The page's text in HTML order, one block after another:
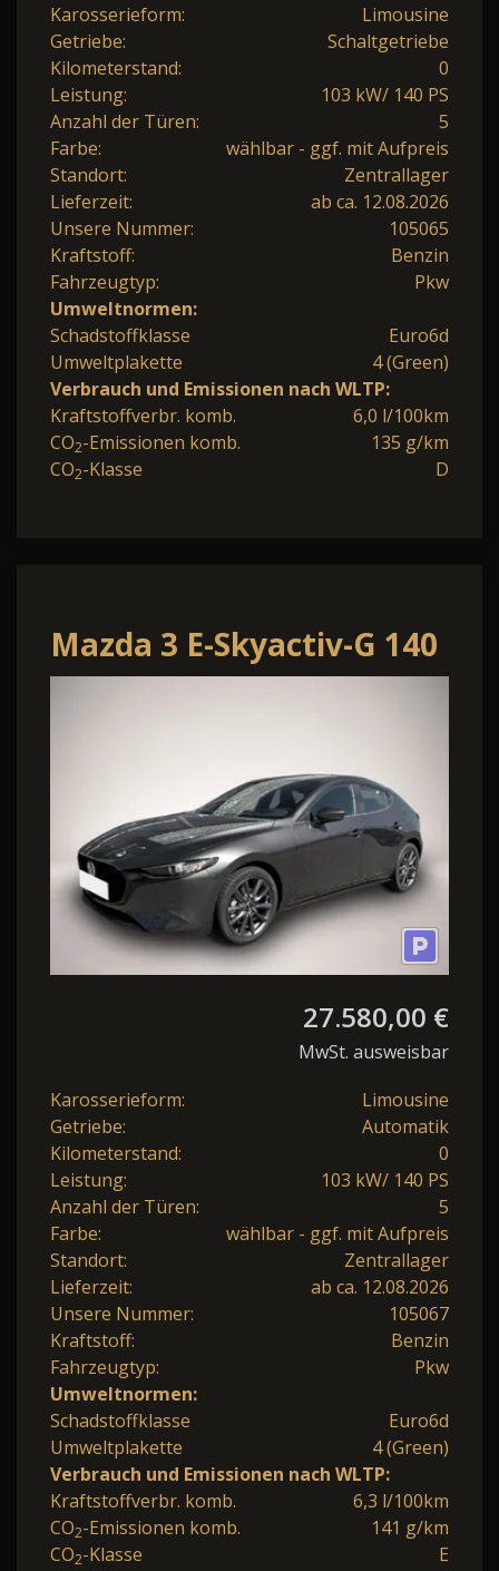
Karosserieform:
Limousine
Getriebe:
Schaltgetriebe
Kilometerstand:
0
Leistung:
103 kW/ 140 PS
Anzahl der Türen:
5
Farbe:
wählbar - ggf. mit Aufpreis
Standort:
Zentrallager
Lieferzeit:
ab ca. 12.08.2026
Unsere Nummer:
105065
Kraftstoff:
Benzin
Fahrzeugtyp:
Pkw
Umweltnormen:
Schadstoffklasse
Euro6d
Umweltplakette
4 (Green)
Verbrauch und Emissionen nach WLTP:
Kraftstoffverbr. komb.
6,0 l/100km
CO2-Emissionen komb.
135 g/km
CO2-Klasse D
Mazda 3 E-Skyactiv-G 140
48V Prime-Line AT6
27.580,00 €
MwSt. ausweisbar
Karosserieform:
Limousine
Getriebe:
Automatik
Kilometerstand:
0
Leistung:
103 kW/ 140 PS
Anzahl der Türen:
5
Farbe:
wählbar - ggf. mit Aufpreis
Standort:
Zentrallager
Lieferzeit:
ab ca. 12.08.2026
Unsere Nummer:
105067
Kraftstoff:
Benzin
Fahrzeugtyp:
Pkw
Umweltnormen:
Schadstoffklasse
Euro6d
Umweltplakette
4 (Green)
Verbrauch und Emissionen nach WLTP:
Kraftstoffverbr. komb.
6,3 l/100km
CO2-Emissionen komb.
141 g/km
CO2-Klasse E